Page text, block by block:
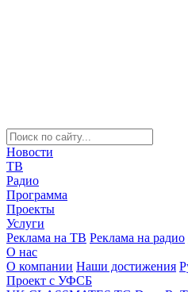
Новости
ТВ
Радио
Программа
Проекты
Услуги
Реклама на ТВ Реклама на радио
О нас
О компании Наши достижения
Проект с УФСБ